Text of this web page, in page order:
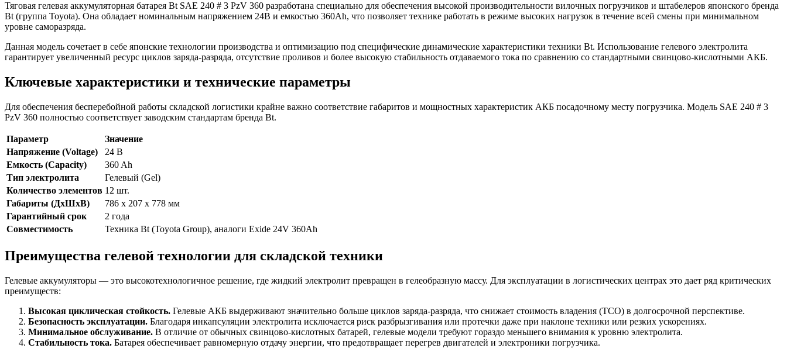
Тяговая гелевая аккумуляторная батарея Bt SAE 240 # 3 PzV 360 разработана специально для обеспечения высокой производительности вилочных погрузчиков и штабелеров японского бренда
Bt (группа Toyota). Она обладает номинальным напряжением 24В и емкостью 360Ah, что позволяет технике работать в режиме высоких нагрузок в течение всей смены при минимальном
уровне саморазряда.
Данная модель сочетает в себе японские технологии производства и оптимизацию под специфические динамические характеристики техники Bt. Использование гелевого электролита
гарантирует увеличенный ресурс циклов заряда-разряда, отсутствие проливов и более высокую стабильность отдаваемого тока по сравнению со стандартными свинцово-кислотными АКБ.
Ключевые характеристики и технические параметры
Для обеспечения бесперебойной работы складской логистики крайне важно соответствие габаритов и мощностных характеристик АКБ посадочному месту погрузчика. Модель SAE 240 # 3
PzV 360 полностью соответствует заводским стандартам бренда Bt.
Параметр
Значение
Напряжение (Voltage)
24 В
Емкость (Capacity)
360 Ah
Тип электролита
Гелевый (Gel)
Количество элементов 12 шт.
Габариты (ДхШхВ)
786 x 207 x 778 мм
Гарантийный срок
2 года
Совместимость
Техника Bt (Toyota Group), аналоги Exide 24V 360Ah
Преимущества гелевой технологии для складской техники
Гелевые аккумуляторы — это высокотехнологичное решение, где жидкий электролит превращен в гелеобразную массу. Для эксплуатации в логистических центрах это дает ряд критических
преимуществ:
Высокая циклическая стойкость. Гелевые АКБ выдерживают значительно больше циклов заряда-разряда, что снижает стоимость владения (TCO) в долгосрочной перспективе.
Безопасность эксплуатации. Благодаря инкапсуляции электролита исключается риск разбрызгивания или протечки даже при наклоне техники или резких ускорениях.
Минимальное обслуживание. В отличие от обычных свинцово-кислотных батарей, гелевые модели требуют гораздо меньшего внимания к уровню электролита.
Стабильность тока. Батарея обеспечивает равномерную отдачу энергии, что предотвращает перегрев двигателей и электроники погрузчика.